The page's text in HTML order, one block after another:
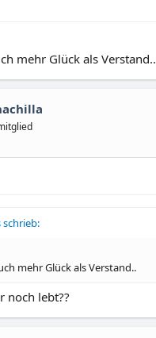
mehr Glück als Verstand..
schrieb:
mehr Glück als Verstand..
noch lebt??